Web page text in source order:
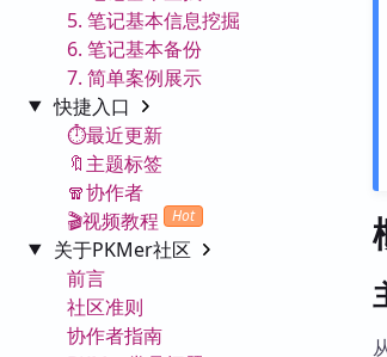
5. 笔记基本信息挖掘
6. 笔记基本备份
7. 简单案例展示
快捷入口
⏱️最近更新
🔖主题标签
🧣协作者
🎬视频教程
Hot
关于PKMer社区
前言
社区准则
协作者指南